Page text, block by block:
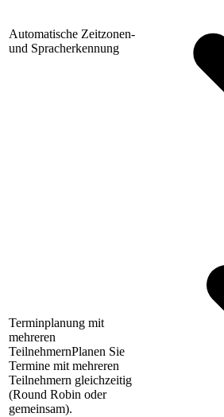
Automatische Zeitzonen-
und Spracherkennung
Terminplanung mit
mehreren
TeilnehmernPlanen Sie
Termine mit mehreren
Teilnehmern gleichzeitig
(Round Robin oder
gemeinsam).